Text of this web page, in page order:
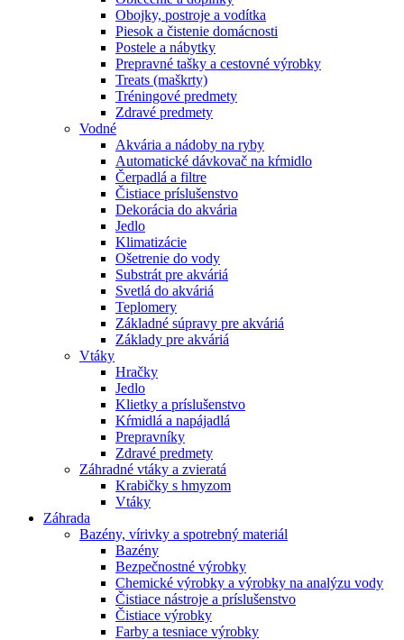
Obojky, postroje a vodítka
Piesok a čistenie domácnosti
Postele a nábytky
Prepravné tašky a cestovné výrobky
Treats (maškrty)
Tréningové predmety
Zdravé predmety
Vodné
Akvária a nádoby na ryby
Automatické dávkovač na kŕmidlo
Čerpadlá a filtre
Čistiace príslušenstvo
Dekorácia do akvária
Jedlo
Klimatizácie
Ošetrenie do vody
Substrát pre akváriá
Svetlá do akváriá
Teplomery
Základné súpravy pre akváriá
Základy pre akváriá
Vtáky
Hračky
Jedlo
Klietky a príslušenstvo
Kŕmidlá a napájadlá
Prepravníky
Zdravé predmety
Záhradné vtáky a zvieratá
Krabičky s hmyzom
Vtáky
Záhrada
Bazény, vírivky a spotrebný materiál
Bazény
Bezpečnostné výrobky
Chemické výrobky a výrobky na analýzu vody
Čistiace nástroje a príslušenstvo
Čistiace výrobky
Farby a tesniace výrobky